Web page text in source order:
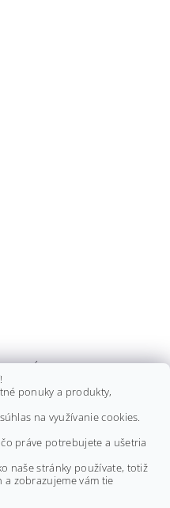
YAMAHA KODIAK,
DPH
položke.
ponuky a produkty,
na využívanie cookies.
práve potrebujete a ušetria
naše stránky používate, totiž
zobrazujeme vám tie